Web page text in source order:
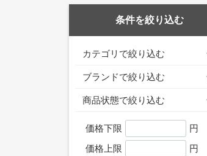
条件を絞り込む
カテゴリで絞り込む
ブランドで絞り込む
商品状態で絞り込む
価格下限
円
価格上限
円